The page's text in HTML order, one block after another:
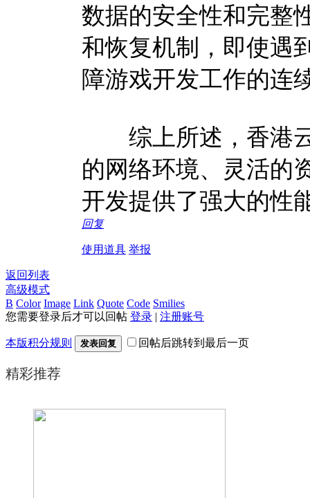
数据的安全性和完整
和恢复机制，即使遇
障游戏开发工作的连
综上所述，香港云
的网络环境、灵活的
开发提供了强大的性
回复
使用道具 举报
返回列表
高级模式
B Color Image Link Quote Code Smilies
您需要登录后才可以回帖 登录 | 注册账号
本版积分规则 发表回复 回帖后跳转到最后一页
精彩推荐